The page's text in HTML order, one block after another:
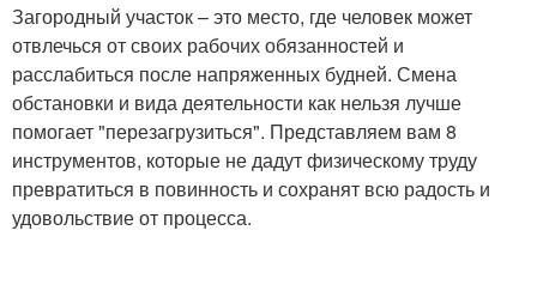
Загородный участок – это место, где человек может
отвлечься от своих рабочих обязанностей и
расслабиться после напряженных будней. Смена
обстановки и вида деятельности как нельзя лучше
помогает "перезагрузиться". Представляем вам 8
инструментов, которые не дадут физическому труду
превратиться в повинность и сохранят всю радость и
удовольствие от процесса.